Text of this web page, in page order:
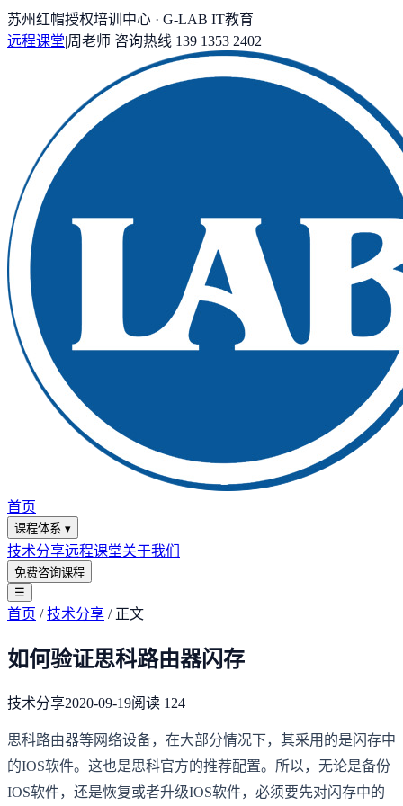
苏州红帽授权培训中心 · G-LAB IT教育
远程课堂|周老师 咨询热线 139 1353 2402
首页
课程体系 ▾
技术分享远程课堂关于我们
免费咨询课程
☰
首页 /技术分享 / 正文
如何验证思科路由器闪存
技术分享2020-09-19阅读 124
思科路由器等网络设备，在大部分情况下，其采用的是闪存中
的IOS软件。这也是思科官方的推荐配置。所以，无论是备份
IOS软件，还是恢复或者升级IOS软件，必须要先对闪存中的